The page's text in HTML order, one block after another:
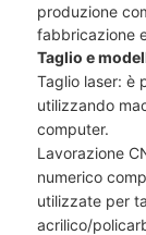
produzione
fabbricazione
Taglio e
Taglio laser: è
utilizzando
computer.
Lavorazione
numerico
utilizzate per
acrilico/